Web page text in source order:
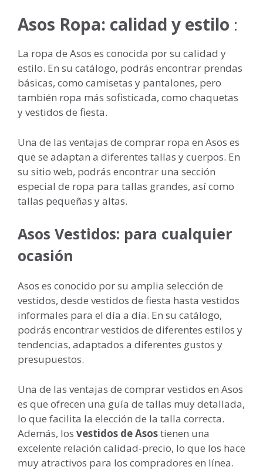
Asos Ropa: calidad y estilo :
La ropa de Asos es conocida por su calidad y
estilo. En su catálogo, podrás encontrar prendas
básicas, como camisetas y pantalones, pero
también ropa más sofisticada, como chaquetas
y vestidos de fiesta.
Una de las ventajas de comprar ropa en Asos es
que se adaptan a diferentes tallas y cuerpos. En
su sitio web, podrás encontrar una sección
especial de ropa para tallas grandes, así como
tallas pequeñas y altas.
Asos Vestidos: para cualquier
ocasión
Asos es conocido por su amplia selección de
vestidos, desde vestidos de fiesta hasta vestidos
informales para el día a día. En su catálogo,
podrás encontrar vestidos de diferentes estilos y
tendencias, adaptados a diferentes gustos y
presupuestos.
Una de las ventajas de comprar vestidos en Asos
es que ofrecen una guía de tallas muy detallada,
lo que facilita la elección de la talla correcta.
Además, los vestidos de Asostienen una
excelente relación calidad-precio, lo que los hace
muy atractivos para los compradores en línea.